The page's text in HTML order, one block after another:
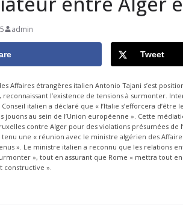
admin
Tweet
Affaires étrangères italien Antonio Tajani s’est
l’existence de tensions à surmonter.
italien a déclaré que « l’Italie s’efforcera
jouons au sein de l’Union européenne ». Cette
contre Alger pour des violations présumées de
une « réunion avec le ministre algérien des
». Le ministre italien a reconnu que les relations
», tout en assurant que Rome « mettra tout
constructive ».